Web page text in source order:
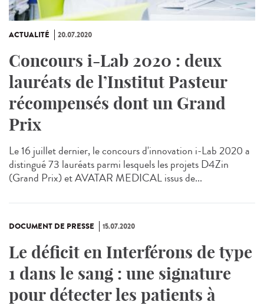
ACTUALITÉ 20.07.2020
Concours i-Lab 2020 : deux
lauréats de l’Institut Pasteur
récompensés dont un Grand
Prix
Le 16 juillet dernier, le concours d'innovation i-Lab 2020 a
distingué 73 lauréats parmi lesquels les projets D4Zin
(Grand Prix) et AVATAR MEDICAL issus de...
DOCUMENT DE PRESSE 15.07.2020
Le déficit en Interférons de type
1 dans le sang : une signature
pour détecter les patients à